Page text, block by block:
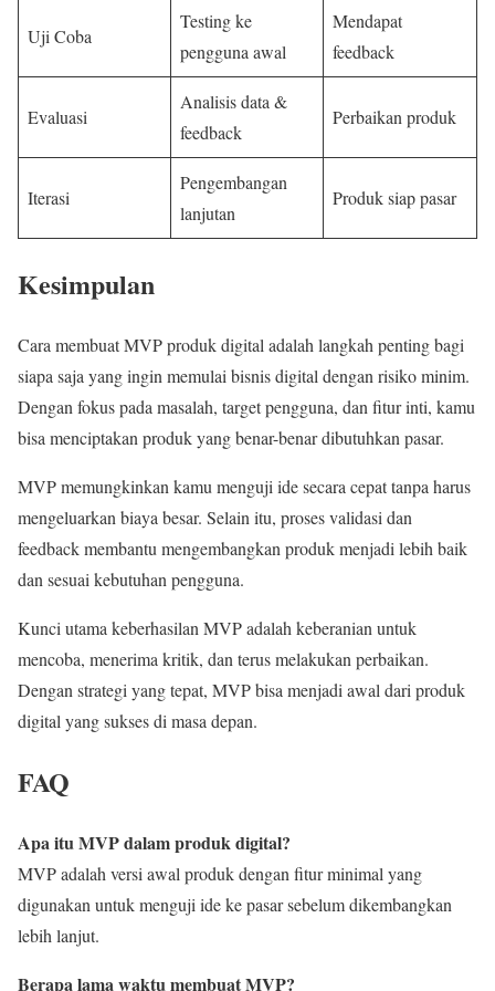
Uji Coba
Testing ke
pengguna awal
Mendapat
feedback
Evaluasi
Analisis data &
feedback
Perbaikan produk
Iterasi
Pengembangan
lanjutan
Produk siap pasar
Kesimpulan
Cara membuat MVP produk digital adalah langkah penting bagi
siapa saja yang ingin memulai bisnis digital dengan risiko minim.
Dengan fokus pada masalah, target pengguna, dan fitur inti, kamu
bisa menciptakan produk yang benar-benar dibutuhkan pasar.
MVP memungkinkan kamu menguji ide secara cepat tanpa harus
mengeluarkan biaya besar. Selain itu, proses validasi dan
feedback membantu mengembangkan produk menjadi lebih baik
dan sesuai kebutuhan pengguna.
Kunci utama keberhasilan MVP adalah keberanian untuk
mencoba, menerima kritik, dan terus melakukan perbaikan.
Dengan strategi yang tepat, MVP bisa menjadi awal dari produk
digital yang sukses di masa depan.
FAQ
Apa itu MVP dalam produk digital?
MVP adalah versi awal produk dengan fitur minimal yang
digunakan untuk menguji ide ke pasar sebelum dikembangkan
lebih lanjut.
Berapa lama waktu membuat MVP?